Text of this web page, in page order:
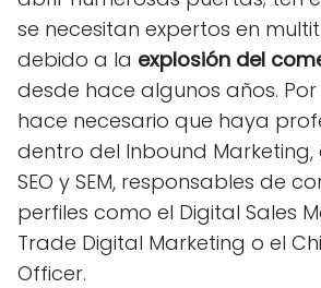
se necesitan expertos en
debido a la explosión del
desde hace algunos años.
hace necesario que haya
dentro del Inbound Marketing,
SEO y SEM, responsables de
perfiles como el Digital Sales
Trade Digital Marketing o el
Officer.